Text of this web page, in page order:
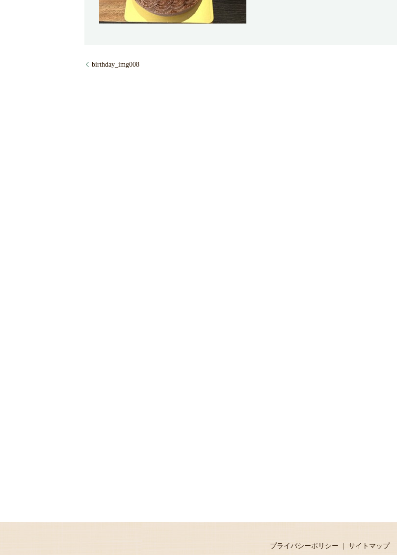
birthday_img008
プライバシーポリシー サイトマップ